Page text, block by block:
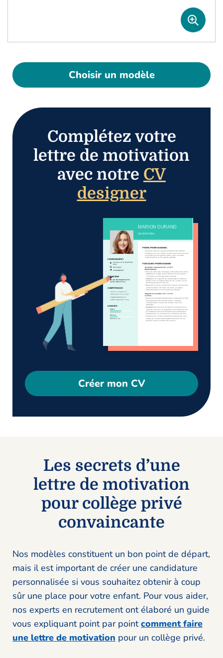
Choisir un modèle
Complétez votre
lettre de motivation
avec notre CV
designer
Créer mon CV
Les secrets d’une
lettre de motivation
pour collège privé
convaincante
Nos modèles constituent un bon point de départ,
mais il est important de créer une candidature
personnalisée si vous souhaitez obtenir à coup
sûr une place pour votre enfant. Pour vous aider,
nos experts en recrutement ont élaboré un guide
vous expliquant point par pointcomment faire
une lettre de motivation pour un collège privé.